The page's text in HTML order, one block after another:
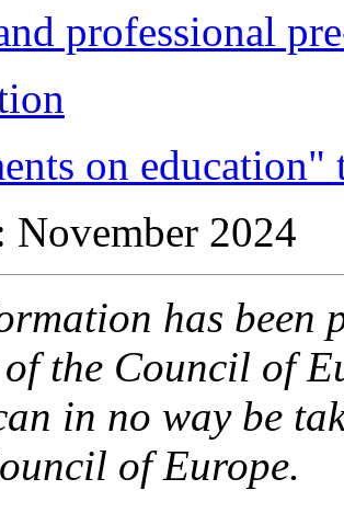
professional
on education"
November 2024
has been
the Council of
in no way be
of Europe.